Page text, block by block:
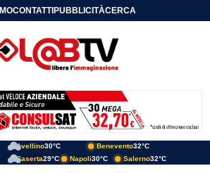
CONTATTIPUBBLICITÀCERCA
Avellino30°C Benevento32°C
Caserta29°C Napoli30°C Salerno32°C